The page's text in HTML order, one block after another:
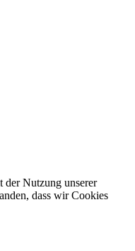
der Nutzung unserer
dass wir Cookies